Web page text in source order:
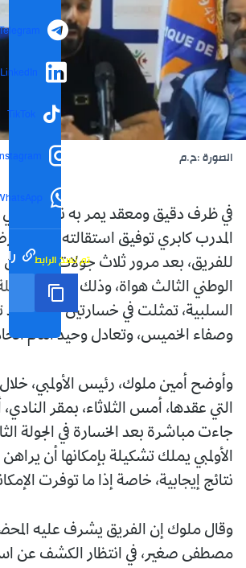
LinkedIn
TikTok
تم نسخ الرابط
الصورة :ح.م
في ظرف دقيق ومعقد يمر به نادي أولمبي
المدرب كابري توفيق استقالته من
للفريق، بعد مرور ثلاث جولات فقط من
الوطني الثالث هواة، وذلك عقب
السلبية، تمثلت في خسارتين أمام
وصفاء الخميس، وتعادل وحيد أمام
وأوضح أمين ملوك، رئيس الأولمبي،
التي عقدها، أمس الثلاثاء، بمقر
جاءت مباشرة بعد الخسارة في الجولة
الأولمبي يملك تشكيلة بإمكانها أن
نتائج إيجابية، خاصة إذا ما توفرت
وقال ملوك إن الفريق يشرف عليه
مصطفى صغير، في انتظار الكشف عن اسم